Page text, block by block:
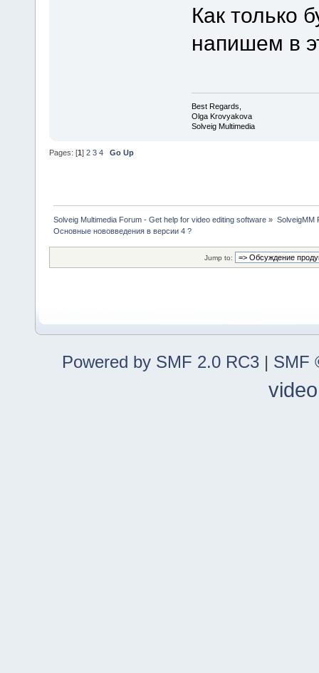
Как только
напишем в
Best Regards,
Olga Krovyakova
Solveig Multimedia
Pages: [1] 2 3 4 Go Up
Solveig Multimedia Forum - Get help for video editing software » SolveigMM
Основные нововведения в версии 4 ?
Jump to:
Powered by SMF 2.0 RC3 | SMF